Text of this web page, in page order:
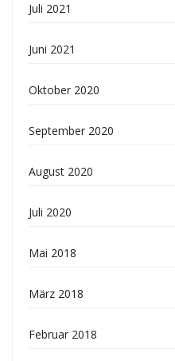
Juli 2021
Juni 2021
Oktober 2020
September 2020
August 2020
Juli 2020
Mai 2018
März 2018
Februar 2018